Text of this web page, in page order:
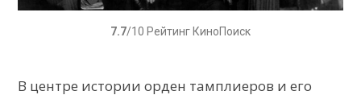
7.7/10 Рейтинг КиноПоиск
В центре истории орден тамплиеров и его